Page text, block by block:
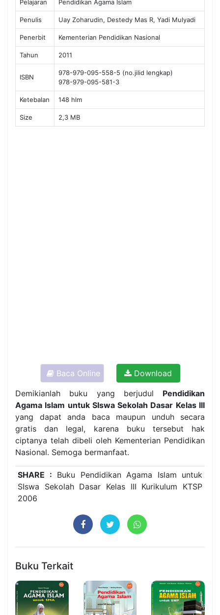
Pelajaran Pendidikan Agama Islam
Penulis Uay Zoharudin, Destedy Mas R, Yadi Mulyadi
Penerbit Kementerian Pendidikan Nasional
Tahun 2011
ISBN
978-979-095-558-5 (no.jilid lengkap)
978-979-095-581-3
Ketebalan 148 hlm
Size 2,3 MB
Baca Online Download
Demikianlah buku yang berjudul Pendidikan
Agama Islam untuk SIswa Sekolah Dasar Kelas III
yang dapat anda baca maupun unduh secara
gratis dan legal, karena buku tersebut hak
ciptanya telah dibeli oleh Kementerian Pendidikan
Nasional. Semoga bermanfaat.
SHARE : Buku Pendidikan Agama Islam untuk
SIswa Sekolah Dasar Kelas III Kurikulum KTSP
2006
Buku Terkait